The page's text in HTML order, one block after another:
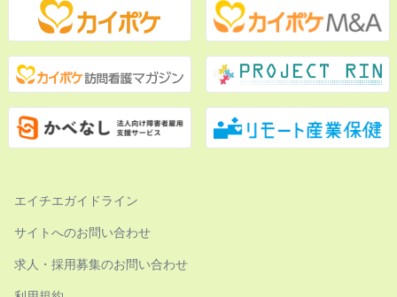
エイチエガイドライン
サイトへのお問い合わせ
求人・採用募集のお問い合わせ